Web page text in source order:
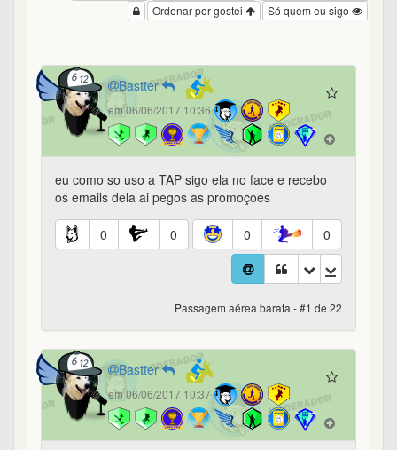
Só quem eu sigo
Ordenar por gostei
Bastter
em 06/06/2017 10:36
eu como so uso a TAP sigo ela no face e recebo
os emails dela ai pegos as promoçoes
0 0 0 0
Passagem aérea barata - #1 de 22
Bastter
em 06/06/2017 10:37